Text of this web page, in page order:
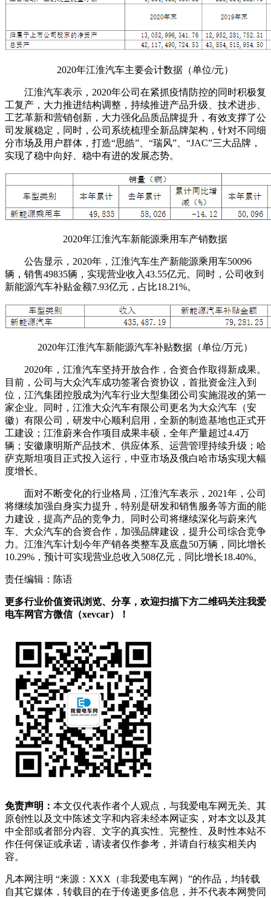
2020年江淮汽车主要会计数据（单位/元）
江淮汽车表示，2020年公司在紧抓疫情防控的同时积极复
工复产，大力推进结构调整，持续推进产品升级、技术进步、
工艺革新和营销创新，大力强化品质品牌提升，有效支撑了公
司发展稳定，同时，公司系统梳理全新品牌架构，针对不同细
分市场及用户群体，打造“思皓”、“瑞风”、“JAC”三大品牌，
实现了稳中向好、稳中有进的发展态势。
2020年江淮汽车新能源乘用车产销数据
公告显示，2020年，江淮汽车生产新能源乘用车50096
辆，销售49835辆，实现营业收入43.55亿元。同时，公司收到
新能源汽车补贴金额7.93亿元，占比18.21%。
2020年江淮汽车新能源汽车补贴数据（单位/万元）
2020年，江淮汽车坚持开放合作，合资合作取得新成果。
目前，公司与大众汽车成功签署合资协议，首批资金注入到
位，江汽集团控股成为汽车行业大型集团公司实施混改的第一
家企业。同时，江淮大众汽车有限公司更名为大众汽车（安
徽）有限公司，研发中心顺利启用，全新的制造基地也正式开
工建设；江淮蔚来合作项目成果丰硕，全年产量超过4.4万
辆；安徽康明斯产品技术、供应体系、运营管理持续升级；哈
萨克斯坦项目正式投入运行，中亚市场及俄白哈市场实现大幅
度增长。
面对不断变化的行业格局，江淮汽车表示，2021年，公司
将继续加强自身实力提升，特别是研发和销售服务等方面的能
力建设，提高产品的竞争力。同时公司将继续深化与蔚来汽
车、大众汽车的合资合作，加强品牌建设，提升公司综合竞争
力。 江淮汽车计划今年产销各类整车及底盘50万辆，同比增长
10.29%，预计可实现营业总收入508亿元，同比增长18.40%。
责任编辑：陈语
更多行业价值资讯浏览、分享，欢迎扫描下方二维码关注我爱
电车网官方微信（xevcar）！
免责声明： 本文仅代表作者个人观点，与我爱电车网无关。其
原创性以及文中陈述文字和内容未经本网证实，对本文以及其
中全部或者部分内容、文字的真实性、完整性、及时性本站不
作任何保证或承诺，请读者仅作参考，并请自行核实相关内
容。
凡本网注明 “来源：XXX（非我爱电车网）”的作品，均转载
自其它媒体，转载目的在于传递更多信息，并不代表本网赞同